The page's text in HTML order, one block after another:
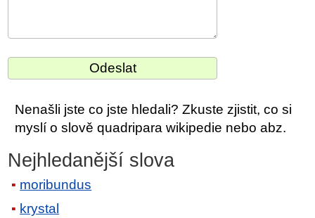
Nenašli jste co jste hledali? Zkuste zjistit, co si
myslí o slově quadripara wikipedie nebo abz.
Nejhledanější slova
moribundus
krystal